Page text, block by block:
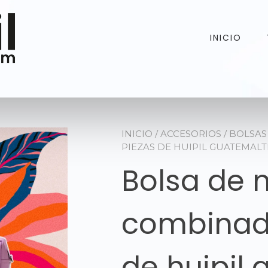
INICIO
INICIO /ACCESORIOS / BOLSAS
PIEZAS DE HUIPIL
Bolsa de